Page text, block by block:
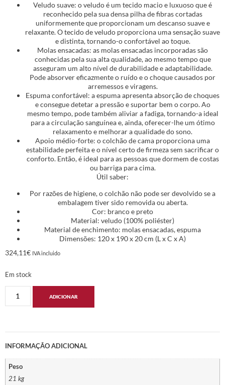
Veludo suave: o veludo é um tecido macio e luxuoso que é
reconhecido pela sua densa pilha de fibras cortadas
uniformemente que proporcionam um descanso suave e
relaxante. O tecido de veludo proporciona uma sensação suave
e distinta, tornando-o confortável ao toque.
Molas ensacadas: as molas ensacadas incorporadas são
conhecidas pela sua alta qualidade, ao mesmo tempo que
asseguram um alto nível de durabilidade e adaptabilidade.
Pode absorver eficazmente o ruído e o choque causados por
arremessos e viragens.
Espuma confortável: a espuma apresenta absorção de choques
e consegue detetar a pressão e suportar bem o corpo. Ao
mesmo tempo, pode também aliviar a fadiga, tornando-a ideal
para a circulação sanguínea e, ainda, oferecer-lhe um ótimo
relaxamento e melhorar a qualidade do sono.
Apoio médio-forte: o colchão de cama proporciona uma
estabilidade perfeita e o nível certo de firmeza sem sacrificar o
conforto. Então, é ideal para as pessoas que dormem de costas
ou barriga para cima.
Útil saber:
Por razões de higiene, o colchão não pode ser devolvido se a
embalagem tiver sido removida ou aberta.
Cor: branco e preto
Material: veludo (100% poliéster)
Material de enchimento: molas ensacadas, espuma
Dimensões: 120 x 190 x 20 cm (L x C x A)
324,11€ IVA incluido
Em stock
ADICIONAR
INFORMAÇÃO ADICIONAL
Peso
21 kg